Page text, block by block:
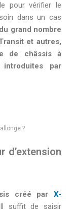
pour vérifier le
dans un cas
grand nombre
et autres,
de châssis à
par
?
d’extension
créé par X-
suffit de saisir